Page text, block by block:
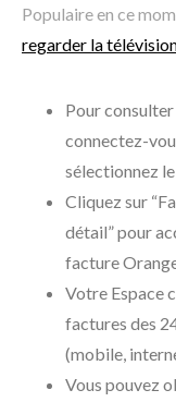
Populaire en ce
regarder la
Pour
connectez-
sélectionnez
Cliquez sur
détail” pour
facture
Votre Espace
factures des
(mobile,
Vous pouvez